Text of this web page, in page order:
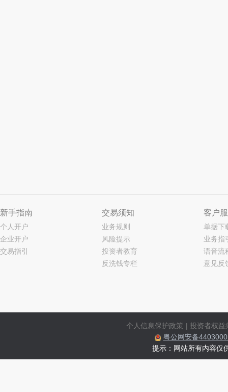
新手指南
个人开户
企业开户
交易指引
交易须知
业务规则
风险提示
投资者教育
反洗钱专栏
客户
单据下
业务指
语音流
意见反
个人信息保护政策 | 投资者权益
粤公网安备
提示：网站所有内容仅